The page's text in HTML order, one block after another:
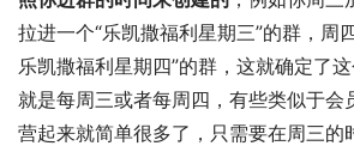
拉进一个“乐凯撒福利星期三”的群，周
乐凯撒福利星期四”的群，这就确定了
就是每周三或者每周四，有些类似于会
营起来就简单很多了，只需要在周三的